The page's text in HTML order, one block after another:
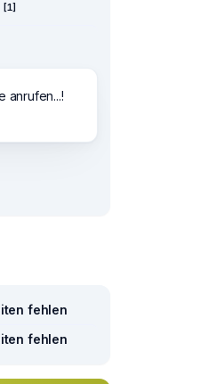
[1]
anrufen...!
fehlen
fehlen